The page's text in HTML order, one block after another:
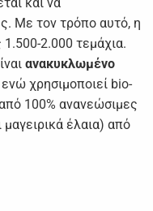
Με τον τρόπο αυτό, η
2.000 τεμάχια.
ανακυκλωμένο
χρησιμοποιεί bio-
100% ανανεώσιμες
έλαια) από